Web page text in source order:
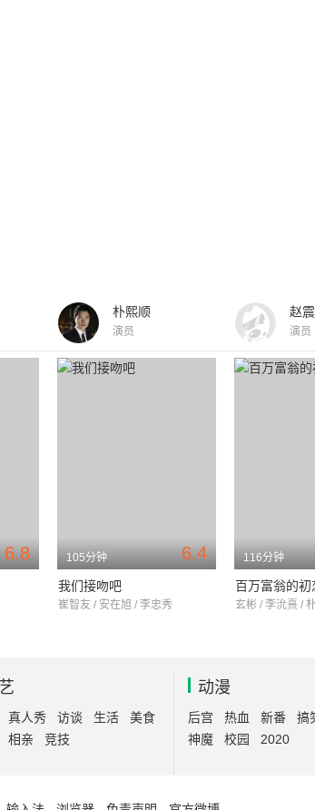
朴熙顺
演员
赵
演员
6.8 6.4
105分钟
我们接吻吧
崔智友 / 安在旭 / 李忠秀
116分钟
百万富翁的初
玄彬 / 李沇熹 /
真人秀 访谈 生活
美食
相亲 竞技
动漫
后宫 热血 新番 搞
神魔
校园 2020